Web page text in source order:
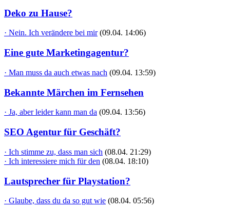
Deko zu Hause?
· Nein. Ich verändere bei mir (09.04. 14:06)
Eine gute Marketingagentur?
· Man muss da auch etwas nach (09.04. 13:59)
Bekannte Märchen im Fernsehen
· Ja, aber leider kann man da (09.04. 13:56)
SEO Agentur für Geschäft?
· Ich stimme zu, dass man sich (08.04. 21:29)
· Ich interessiere mich für den (08.04. 18:10)
Lautsprecher für Playstation?
· Glaube, dass du da so gut wie (08.04. 05:56)